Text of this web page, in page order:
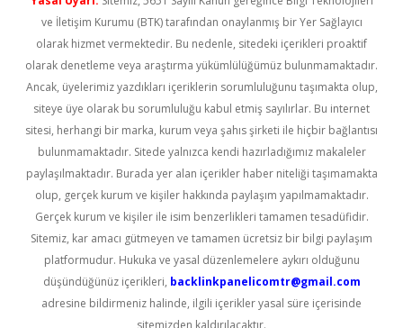
ve İletişim Kurumu (BTK) tarafından onaylanmış bir Yer Sağlayıcı
olarak hizmet vermektedir. Bu nedenle, sitedeki içerikleri proaktif
olarak denetleme veya araştırma yükümlülüğümüz bulunmamaktadır.
Ancak, üyelerimiz yazdıkları içeriklerin sorumluluğunu taşımakta olup,
siteye üye olarak bu sorumluluğu kabul etmiş sayılırlar. Bu internet
sitesi, herhangi bir marka, kurum veya şahıs şirketi ile hiçbir bağlantısı
bulunmamaktadır. Sitede yalnızca kendi hazırladığımız makaleler
paylaşılmaktadır. Burada yer alan içerikler haber niteliği taşımamakta
olup, gerçek kurum ve kişiler hakkında paylaşım yapılmamaktadır.
Gerçek kurum ve kişiler ile isim benzerlikleri tamamen tesadüfidir.
Sitemiz, kar amacı gütmeyen ve tamamen ücretsiz bir bilgi paylaşım
platformudur. Hukuka ve yasal düzenlemelere aykırı olduğunu
düşündüğünüz içerikleri, backlinkpanelicomtr@gmail.com
adresine bildirmeniz halinde, ilgili içerikler yasal süre içerisinde
sitemizden kaldırılacaktır.